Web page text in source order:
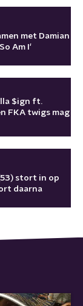
met Damian
Am I'
$ign ft.
FKA twigs mag
stort in op
daarna